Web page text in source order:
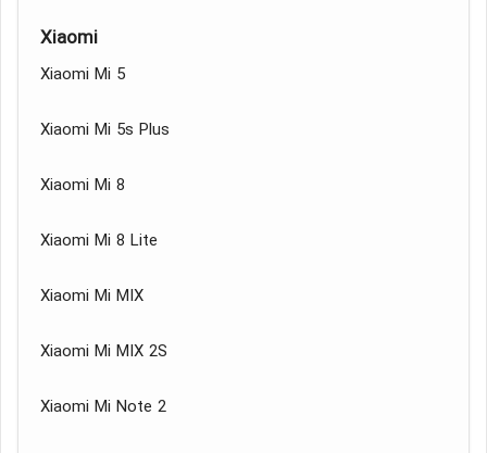
Xiaomi
Xiaomi Mi 5
Xiaomi Mi 5s Plus
Xiaomi Mi 8
Xiaomi Mi 8 Lite
Xiaomi Mi MIX
Xiaomi Mi MIX 2S
Xiaomi Mi Note 2